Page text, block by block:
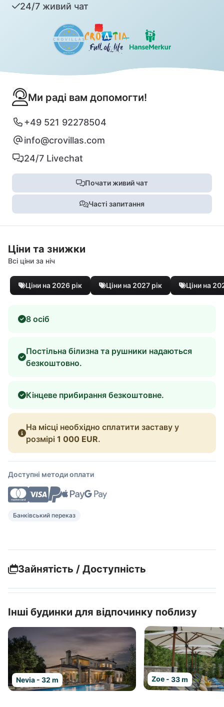
24/7 живий чат
Ми раді вам допомогти!
+49 521 92278504
info@crovillas.com
24/7 Livechat
Почати живий чат
Часті запитання
Ціни та знижки
Всі ціни за ніч
Ціни на 2026 рік Ціни на 2027 рік Ціни на
8 осіб
Постільна білизна та рушники надаються
безкоштовно.
Кінцеве прибирання безкоштовне.
На місці необхідно сплатити заставу у
розмірі 1 000 EUR.
Доступні методи оплати
Банківський переказ
Зайнятість / Доступність
Інші будинки для відпочинку поблизу
Nevia - 32 m Zoe - 33 m